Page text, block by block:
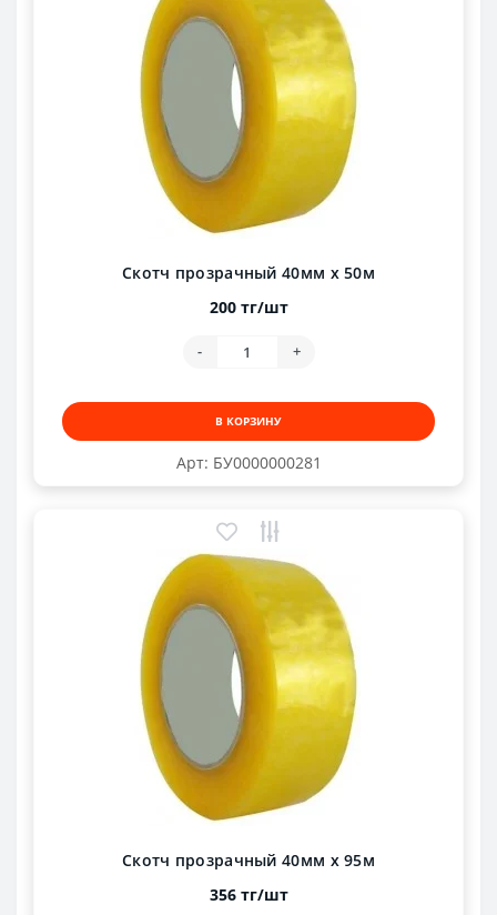
Арт: БУ0000000281
Скотч прозрачный 40мм х 50м
200 тг/шт
- +
В КОРЗИНУ
Скотч прозрачный 40мм х 95м
356 тг/шт